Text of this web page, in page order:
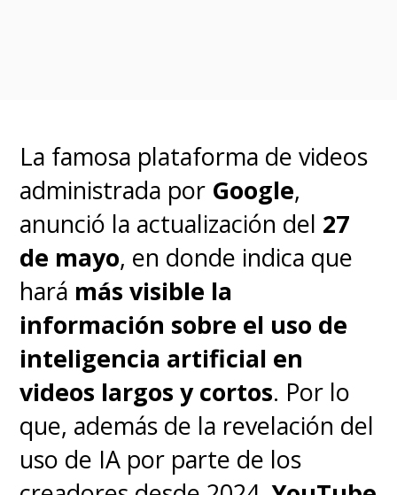
La famosa plataforma de videos
administrada por Google,
anunció la actualización del 27
de mayo, en donde indica que
hará más visible la
información sobre el uso de
inteligencia artificial en
videos largos y cortos. Por lo
que, además de la revelación del
uso de IA por parte de los